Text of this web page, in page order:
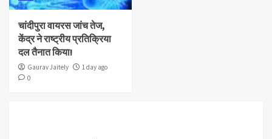
चांदीपुरा वायरस जांच तेज,
केंद्र ने राष्ट्रीय प्रतिक्रिया
दल तैनात किया!
Gaurav Jaitely
1 day ago
0